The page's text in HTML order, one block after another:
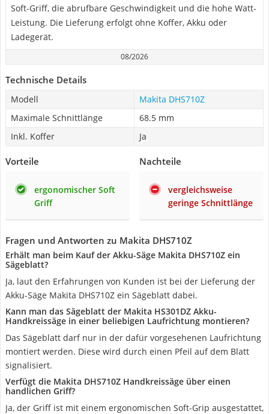
Soft-Griff, die abrufbare Geschwindigkeit und die hohe Watt-
Leistung. Die Lieferung erfolgt ohne Koffer, Akku oder
Ladegerät.
08/2026
Technische Details
Modell
Makita DHS710Z
Maximale Schnittlänge
68.5 mm
Inkl. Koffer
Ja
Vorteile
ergonomischer Soft
Griff
Nachteile
vergleichsweise
geringe Schnittlänge
Fragen und Antworten zu Makita DHS710Z
Erhält man beim Kauf der Akku-Säge Makita DHS710Z ein
Sägeblatt?
Ja, laut den Erfahrungen von Kunden ist bei der Lieferung der
Akku-Säge Makita DHS710Z ein Sägeblatt dabei.
Kann man das Sägeblatt der Makita HS301DZ Akku-
Handkreissäge in einer beliebigen Laufrichtung montieren?
Das Sägeblatt darf nur in der dafür vorgesehenen Laufrichtung
montiert werden. Diese wird durch einen Pfeil auf dem Blatt
signalisiert.
Verfügt die Makita DHS710Z Handkreissäge über einen
handlichen Griff?
Ja, der Griff ist mit einem ergonomischen Soft-Grip ausgestattet,